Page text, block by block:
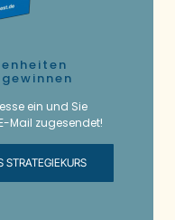
ein und Sie
Mail zugesendet!